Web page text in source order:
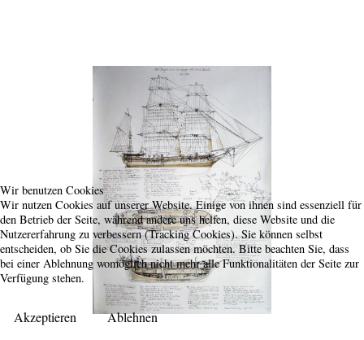
Wir benutzen Cookies
Wir nutzen Cookies auf unserer Website. Einige von ihnen sind essenziell für
den Betrieb der Seite, während andere uns helfen, diese Website und die
Nutzererfahrung zu verbessern (Tracking Cookies). Sie können selbst
entscheiden, ob Sie die Cookies zulassen möchten. Bitte beachten Sie, dass
bei einer Ablehnung womöglich nicht mehr alle Funktionalitäten der Seite zur
Verfügung stehen.
Akzeptieren Ablehnen